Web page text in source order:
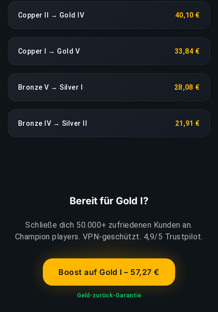
Copper II → Gold IV 40,10 €
Copper I → Gold V 33,84 €
Bronze V → Silver I 28,08 €
Bronze IV → Silver II 21,91 €
Bereit für Gold I?
Schließe dich 50.000+ zufriedenen Kunden an.
Champion players. VPN-geschützt. 4,9/5 Trustpilot.
Boost auf Gold I – 57,27 €
Geld-zurück-Garantie